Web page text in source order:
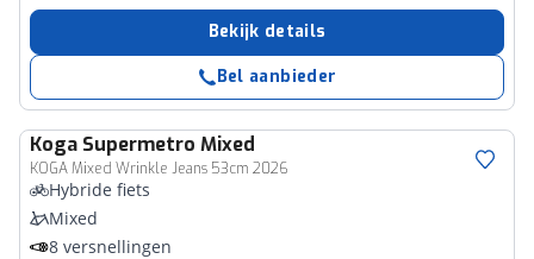
Bekijk details
Bel aanbieder
Koga Supermetro Mixed
KOGA Mixed Wrinkle Jeans 53cm 2026
Hybride fiets
Mixed
8 versnellingen